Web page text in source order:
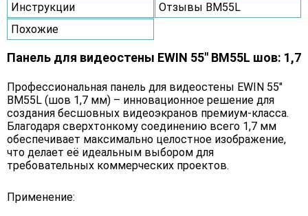
Инструкции
Отзывы BM55L
Похожие
Панель для видеостены EWIN 55" BM55L шов: 1,7
Профессиональная панель для видеостены EWIN 55"
BM55L (шов 1,7 мм) – инновационное решение для
создания бесшовных видеоэкранов премиум-класса.
Благодаря сверхтонкому соединению всего 1,7 мм
обеспечивает максимально целостное изображение,
что делает её идеальным выбором для
требовательных коммерческих проектов.
Применение: